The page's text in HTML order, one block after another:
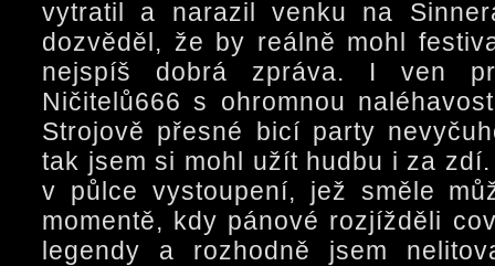
vytratil a narazil venku na
dozvěděl, že by reálně mohl
nejspíš dobrá zpráva. I ven
Ničitelů666 s ohromnou
Strojově přesné bicí party
tak jsem si mohl užít hudbu i za
v půlce vystoupení, jež směle
momentě, kdy pánové rozjížděli
legendy a rozhodně jsem